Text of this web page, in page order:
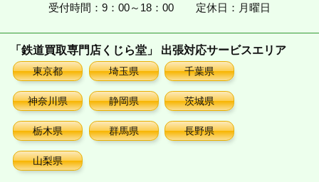
受付時間：9：00～18：00 定休日：月曜日
「鉄道買取専門店くじら堂」 出張対応サービスエリア
東京都 埼玉県 千葉県
神奈川県 静岡県 茨城県
栃木県 群馬県 長野県
山梨県